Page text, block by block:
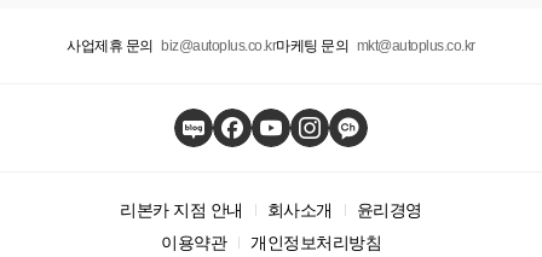
사업제휴 문의 biz@autoplus.co.kr마케팅 문의 mkt@autoplus.co.kr
리본카 지점 안내 회사소개
윤리경영
이용약관
개인정보처리방침